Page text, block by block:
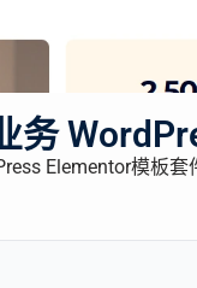
务
Elementor模板